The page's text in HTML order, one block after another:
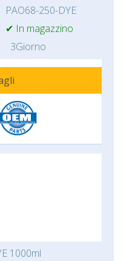
PAO68-250-DYE
✔ In magazzino
3Giorno
1000ml